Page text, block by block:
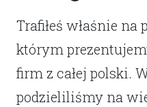
Trafiłeś właśnie
którym
firm z całej polski.
podzieliliśmy na